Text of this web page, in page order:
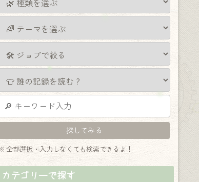
全部選択・入力しなくても検索できるよ！
カテゴリーで探す